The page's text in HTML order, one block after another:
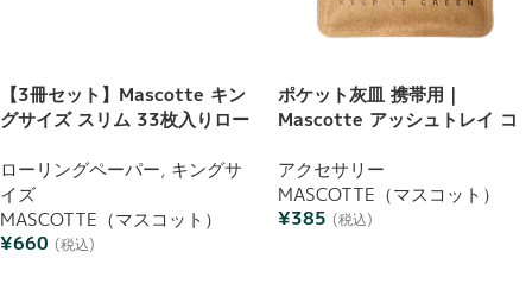
【3冊セット】Mascotte キン
グサイズ スリム 33枚入りロー
グネット開閉式 巻紙 ブックレ
ット
ローリングペーパー, キングサ
イズ
MASCOTTE（マスコット）
¥660 (税込)
ポケット灰皿 携帯用｜
Mascotte アッシュトレイ コ
アクセサリー
MASCOTTE（マスコット）
¥385 (税込)